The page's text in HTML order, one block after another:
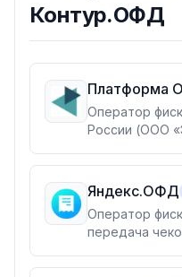
Контур.ОФД
Платформа
Оператор
России (ООО
по 54-ФЗ,
касс и
отчётность,
подпись.
Яндекс.ОФД
Оператор
передача
состояния